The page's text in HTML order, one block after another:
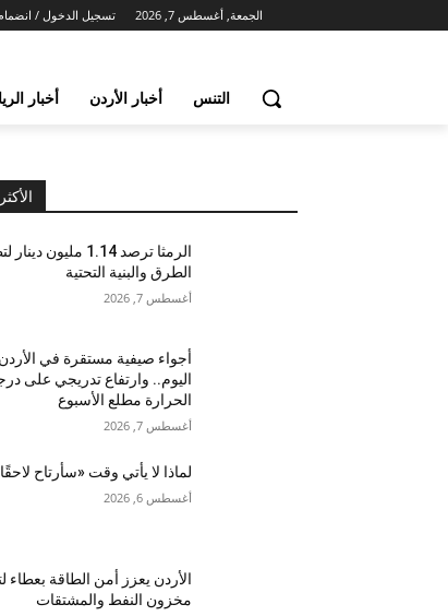
الجمعة, أغسطس 7, 2026 تسجيل الدخول /
التنس أخبار الأردن أخبار
الرمثا ترصد 1.14 مليون
الطرق والبنية التحتية
أغسطس 7, 2026
أجواء صيفية مستقرة في الأردن
اليوم.. وارتفاع تدريجي على
الحرارة مطلع الأسبوع
أغسطس 7, 2026
لماذا لا يأتي وقت «سأرتاح
أغسطس 6, 2026
الأردن يعزز أمن الطاقة بعطاء
مخزون النفط والمشتقات